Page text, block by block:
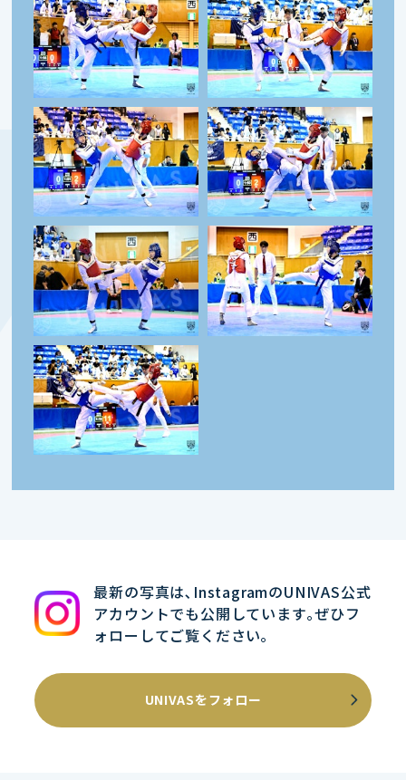
最新の写真は､InstagramのUNIVAS公式
アカウントでも公開しています｡ぜひフ
ォローしてご覧ください｡
UNIVASをフォロー